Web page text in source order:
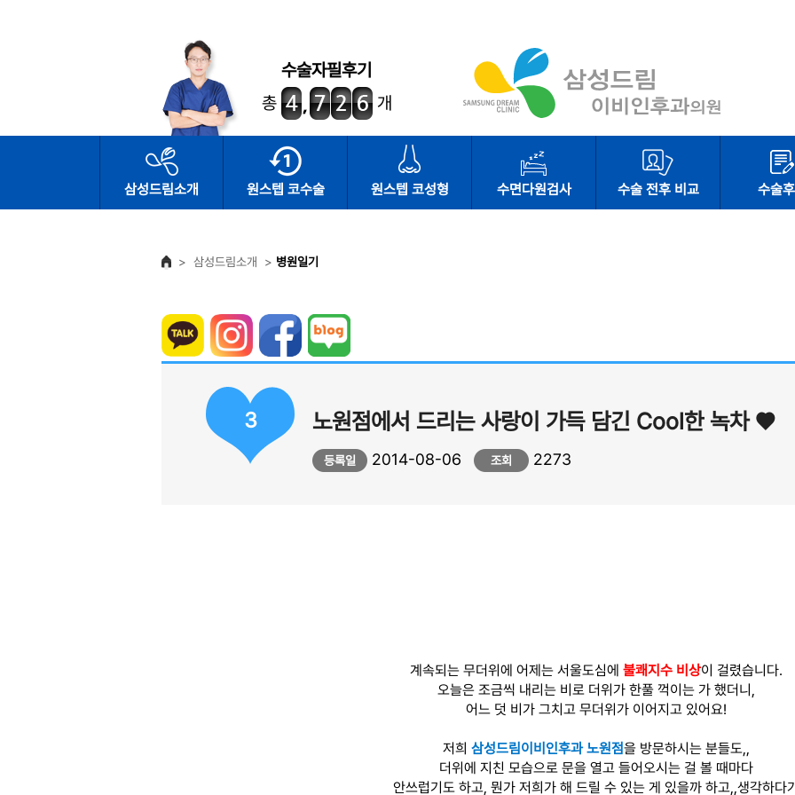
수술자필후기
총
개
삼성드림소개 원스텝 코수술 원스텝 코성형 수면다원검사 수술 전후 비교 수술
> 삼성드림소개 > 병원일기
3 노원점에서 드리는 사랑이 가득 담긴 Cool한 녹차 ♥
등록일 2014-08-06 조회 2273
계속되는 무더위에 어제는 서울도심에 불쾌지수 비상이 걸렸습니다.
오늘은 조금씩 내리는 비로 더위가 한풀 꺽이는 가 했더니,
어느 덧 비가 그치고 무더위가 이어지고 있어요!
저희 삼성드림이비인후과 노원점을 방문하시는 분들도,,
더위에 지친 모습으로 문을 열고 들어오시는 걸 볼 때마다
안쓰럽기도 하고, 뭔가 저희가 해 드릴 수 있는 게 있을까 하고,,생각하다